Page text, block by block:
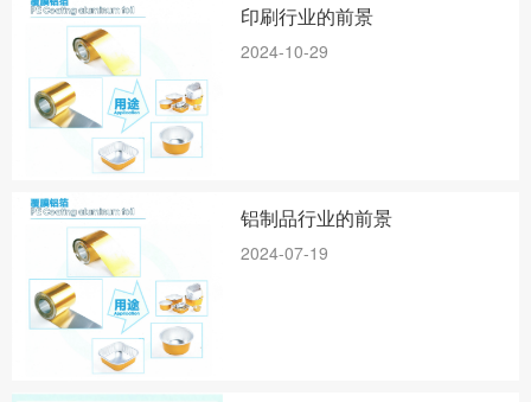
印刷行业的前景
2024-10-29
铝制品行业的前景
2024-07-19